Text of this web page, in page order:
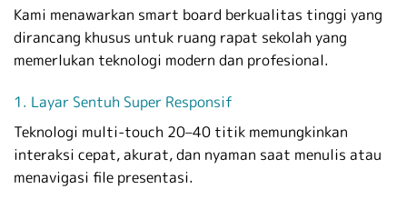
Kami menawarkan smart board berkualitas tinggi yang
dirancang khusus untuk ruang rapat sekolah yang
memerlukan teknologi modern dan profesional.
1. Layar Sentuh Super Responsif
Teknologi multi-touch 20–40 titik memungkinkan
interaksi cepat, akurat, dan nyaman saat menulis atau
menavigasi file presentasi.